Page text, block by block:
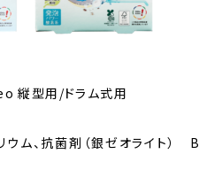
縦型用/ドラム式用
ム、抗菌剤（銀ゼオライト） B